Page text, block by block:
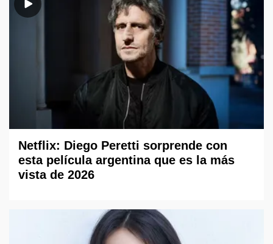
Netflix: Diego Peretti sorprende con
esta película argentina que es la más
vista de 2026